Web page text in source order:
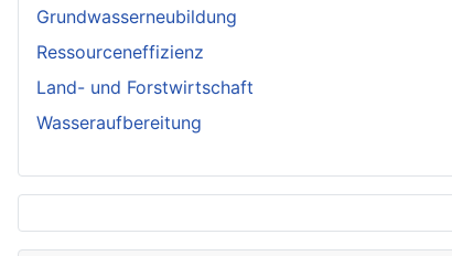
Grundwasserneubildung
Ressourceneffizienz
Land- und Forstwirtschaft
Wasseraufbereitung